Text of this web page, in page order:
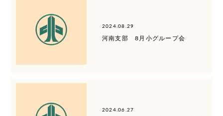
2024.08.29
河南支部 8月小グループ会
2024.06.27